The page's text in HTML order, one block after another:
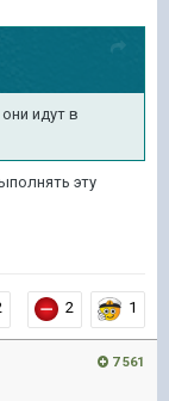
идут в
эту
2 1
7 561